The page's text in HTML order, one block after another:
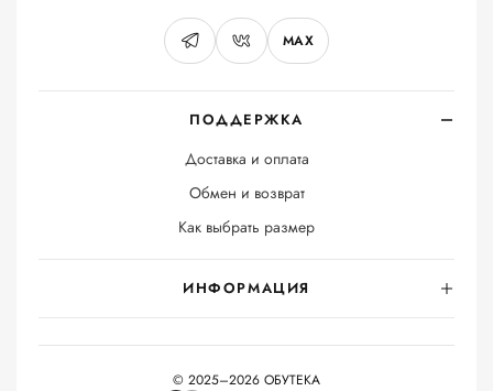
ПОДДЕРЖКА
Доставка и оплата
Обмен и возврат
Как выбрать размер
ИНФОРМАЦИЯ
MAX
© 2025–2026 ОБУТЕКА